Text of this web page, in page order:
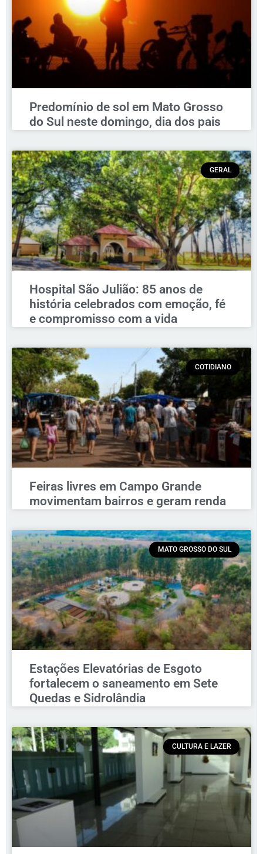
Predomínio de sol em Mato Grosso
do Sul neste domingo, dia dos pais
GERAL
Hospital São Julião: 85 anos de
história celebrados com emoção, fé
e compromisso com a vida
COTIDIANO
Feiras livres em Campo Grande
movimentam bairros e geram renda
MATO GROSSO DO SUL
Estações Elevatórias de Esgoto
fortalecem o saneamento em Sete
Quedas e Sidrolândia
CULTURA E LAZER